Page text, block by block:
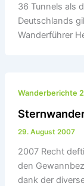
36 Tunnels als
Deutschlands
Wanderführer
Wanderberichte
29. August 2007
2007 Recht
den
dank der